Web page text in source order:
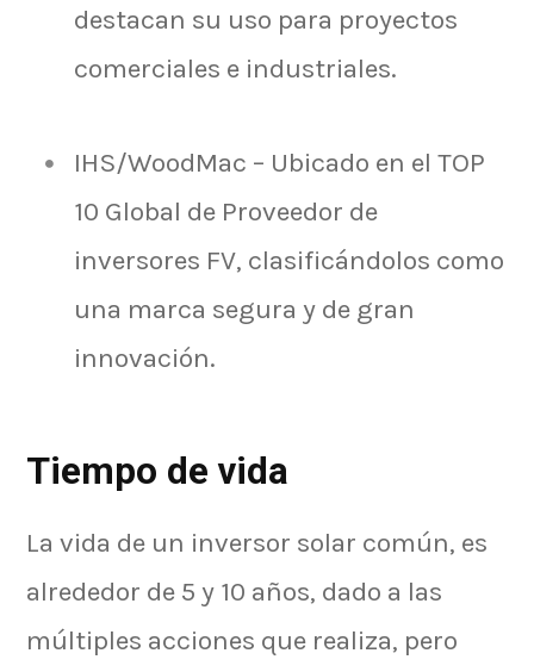
destacan su uso para proyectos
comerciales e industriales.
IHS/WoodMac – Ubicado en el TOP
10 Global de Proveedor de
inversores FV, clasificándolos como
una marca segura y de gran
innovación.
Tiempo de vida
La vida de un inversor solar común, es
alrededor de 5 y 10 años, dado a las
múltiples acciones que realiza, pero